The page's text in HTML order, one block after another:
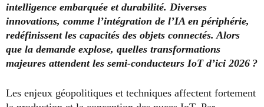
intelligence embarquée et durabilité. Diverses
innovations, comme l’intégration de l’IA en périphérie,
redéfinissent les capacités des objets connectés. Alors
que la demande explose, quelles transformations
majeures attendent les semi-conducteurs IoT d’ici 2026 ?
Les enjeux géopolitiques et techniques affectent fortement